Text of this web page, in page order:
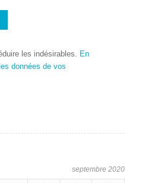
les indésirables. En
données de vos
septembre 2020